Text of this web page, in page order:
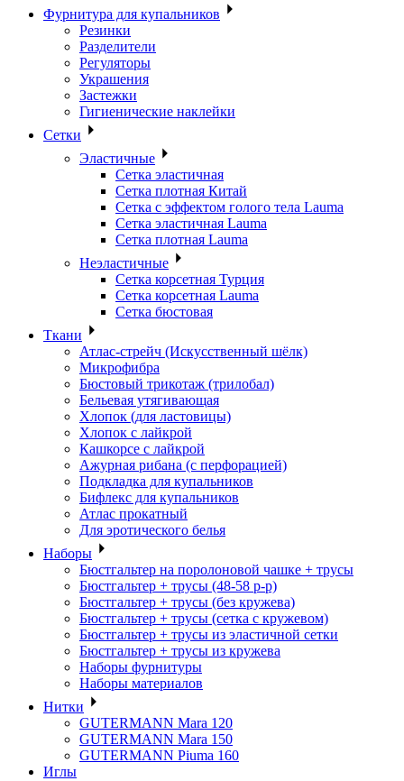
Фурнитура для купальников
Резинки
Разделители
Регуляторы
Украшения
Застежки
Гигиенические наклейки
Сетки
Эластичные
Сетка эластичная
Сетка плотная Китай
Сетка с эффектом голого тела Lauma
Сетка эластичная Lauma
Сетка плотная Lauma
Неэластичные
Сетка корсетная Турция
Сетка корсетная Lauma
Сетка бюстовая
Ткани
Атлас-стрейч (Искусственный шёлк)
Микрофибра
Бюстовый трикотаж (трилобал)
Бельевая утягивающая
Хлопок (для ластовицы)
Хлопок с лайкрой
Кашкорсе с лайкрой
Ажурная рибана (с перфорацией)
Подкладка для купальников
Бифлекс для купальников
Атлас прокатный
Для эротического белья
Наборы
Бюстгальтер на поролоновой чашке + трусы
Бюстгальтер + трусы (48-58 р-р)
Бюстгальтер + трусы (без кружева)
Бюстгальтер + трусы (сетка с кружевом)
Бюстгальтер + трусы из эластичной сетки
Бюстгальтер + трусы из кружева
Наборы фурнитуры
Наборы материалов
Нитки
GUTERMANN Mara 120
GUTERMANN Mara 150
GUTERMANN Piuma 160
Иглы